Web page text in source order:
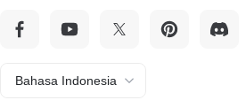
Bahasa Indonesia